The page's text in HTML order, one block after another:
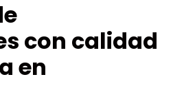
con calidad
en